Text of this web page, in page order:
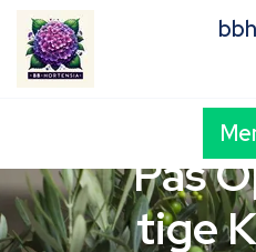
content
Pas
tige